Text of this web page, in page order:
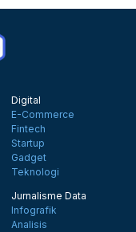
Digital
E-Commerce
Fintech
Startup
Gadget
Teknologi
Jurnalisme Data
Infografik
Analisis